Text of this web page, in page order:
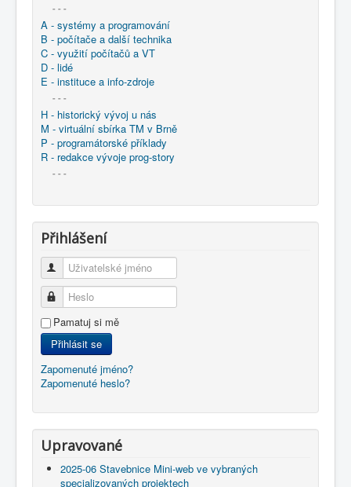
- - -
A - systémy a programování
B - počítače a další technika
C - využití počítačů a VT
D - lidé
E - instituce a info-zdroje
- - -
H - historický vývoj u nás
M - virtuální sbírka TM v Brně
P - programátorské příklady
R - redakce vývoje prog-story
- - -
Přihlášení
Uživatelské jméno
Heslo
Pamatuj si mě
Přihlásit se
Zapomenuté jméno?
Zapomenuté heslo?
Upravované
2025-06 Stavebnice Mini-web ve vybraných
specializovaných projektech